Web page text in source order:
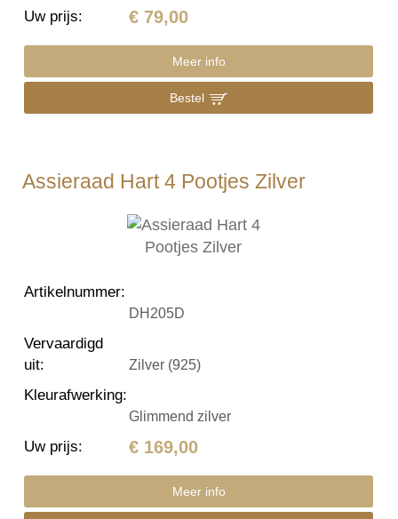
Uw prijs: € 79,00
Meer info
Bestel
Assieraad Hart 4 Pootjes Zilver
Artikelnummer:
DH205D
Vervaardigd
uit: Zilver (925)
Kleurafwerking:
Glimmend zilver
Uw prijs: € 169,00
Meer info